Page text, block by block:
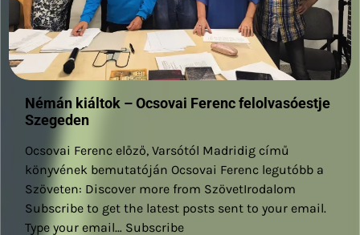
Némán kiáltok – Ocsovai Ferenc felolvasóestje
Szegeden
Ocsovai Ferenc előző, Varsótól Madridig című
könyvének bemutatóján Ocsovai Ferenc legutóbb a
Szöveten: Discover more from SzövetIrodalom
Subscribe to get the latest posts sent to your email.
Type your email… Subscribe